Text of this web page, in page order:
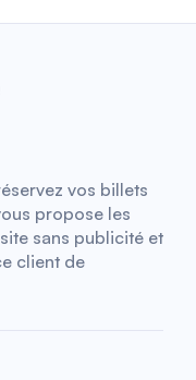
vos billets
propose les
sans publicité et
client de